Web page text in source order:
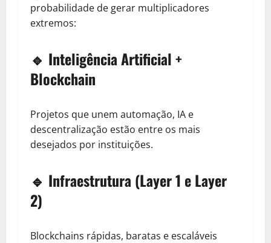
probabilidade de gerar multiplicadores
extremos:
🔹 Inteligência Artificial +
Blockchain
Projetos que unem automação, IA e
descentralização estão entre os mais
desejados por instituições.
🔹 Infraestrutura (Layer 1 e Layer
2)
Blockchains rápidas, baratas e escaláveis